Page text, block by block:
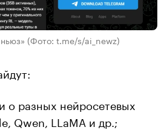
(Фото: t.me/s/ai_newz)
о разных нейросетевых
Qwen, LLaMA и др.;